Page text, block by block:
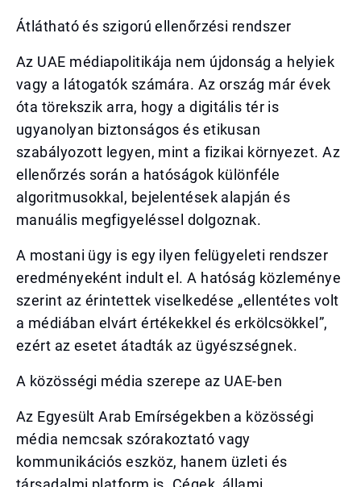
Átlátható és szigorú ellenőrzési rendszer
Az UAE médiapolitikája nem újdonság a helyiek
vagy a látogatók számára. Az ország már évek
óta törekszik arra, hogy a digitális tér is
ugyanolyan biztonságos és etikusan
szabályozott legyen, mint a fizikai környezet. Az
ellenőrzés során a hatóságok különféle
algoritmusokkal, bejelentések alapján és
manuális megfigyeléssel dolgoznak.
A mostani ügy is egy ilyen felügyeleti rendszer
eredményeként indult el. A hatóság közleménye
szerint az érintettek viselkedése „ellentétes volt
a médiában elvárt értékekkel és erkölcsökkel”,
ezért az esetet átadták az ügyészségnek.
A közösségi média szerepe az UAE-ben
Az Egyesült Arab Emírségekben a közösségi
média nemcsak szórakoztató vagy
kommunikációs eszköz, hanem üzleti és